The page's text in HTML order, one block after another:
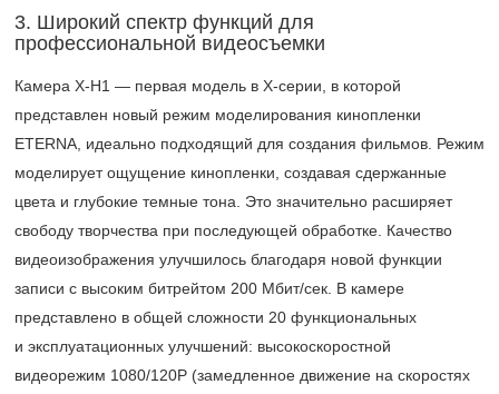
3. Широкий спектр функций для
профессиональной видеосъемки
Камера X-H1 — первая модель в Х-серии, в которой
представлен новый режим моделирования кинопленки
ETERNA, идеально подходящий для создания фильмов. Режим
моделирует ощущение кинопленки, создавая сдержанные
цвета и глубокие темные тона. Это значительно расширяет
свободу творчества при последующей обработке. Качество
видеоизображения улучшилось благодаря новой функции
записи с высоким битрейтом 200 Мбит/сек. В камере
представлено в общей сложности 20 функциональных
и эксплуатационных улучшений: высокоскоростной
видеорежим 1080/120P (замедленное движение на скоростях